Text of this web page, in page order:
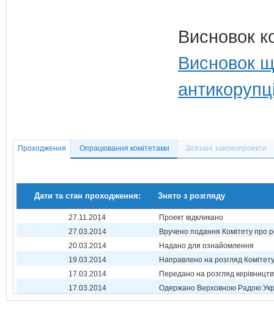
Висновок
Висновок
Проходження Опрацювання комітетами Зв'язані законопроекти
Дати та стан проходження: Знято з розгляду
27.11.2014
Проект відкликано
27.03.2014
Вручено подання Комітету про
20.03.2014
Надано для ознайомлення
19.03.2014
Направлено на розгляд Комітету
17.03.2014
Передано на розгляд
17.03.2014
Одержано Верховною Радою